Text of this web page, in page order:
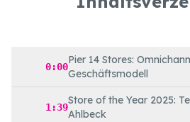
0:00
Pier 14 Stores:
Geschäftsmodell
1:39
Store of the Year 2025:
Ahlbeck